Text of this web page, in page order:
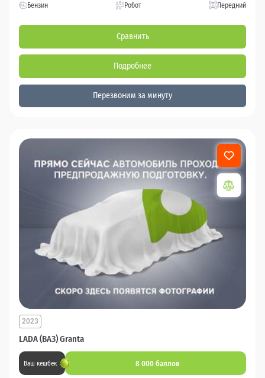
Бензин Робот Передний
Сравнить
Подробнее
Перезвоним за минуту
LADA (ВАЗ) Granta
2023
Ваш кешбек 8 000 баллов